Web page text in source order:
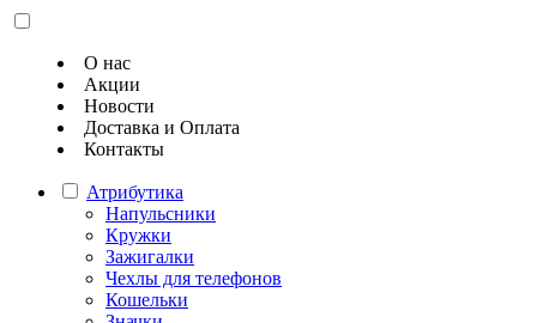
О нас
Акции
Новости
Доставка и Оплата
Контакты
Атрибутика
Напульсники
Кружки
Зажигалки
Чехлы для телефонов
Кошельки